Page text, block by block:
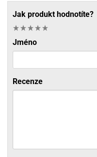
Jak produkt hodnotíte?
Jméno
Recenze